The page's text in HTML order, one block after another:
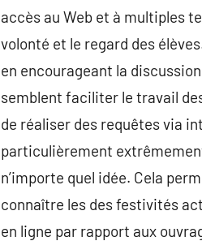
accès au Web et à multiples
volonté et le regard des
en encourageant la
semblent faciliter le travail
de réaliser des requêtes via
particulièrement
n’importe quel idée. Cela
connaître les des festivités
en ligne par rapport aux